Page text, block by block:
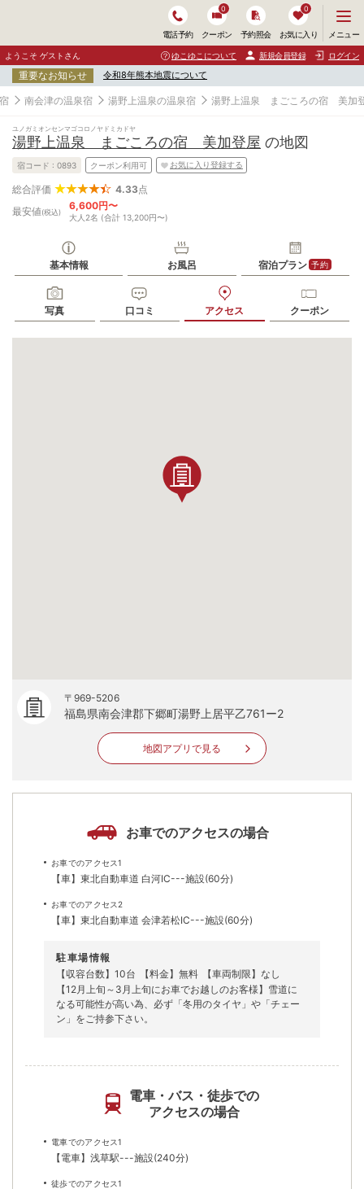
電話予約 クーポン
0
予約照会 お気に入り
0
ニ
ュ
ー
開
く
メニュー
ようこそ ゲストさん ゆこゆこについて 新規会員登録 ログイン
重要なお知らせ 令和8年熊本地震について
南会津の温泉宿 湯野上温泉の温泉宿 湯野上温泉 まごころの宿 美加
ユノガミオンセンマゴコロノヤドミカドヤ
湯野上温泉 まごころの宿 美加登屋 の地図
宿コード : 0893 クーポン利用可 お気に入り登録する
総合評価 4.33点
最安値(税込)
6,600円〜
大人2名 (合計 13,200円〜)
基本情報 お風呂 宿泊プラン 予約
写真 口コミ アクセス クーポン
〒969-5206
福島県南会津郡下郷町湯野上居平乙761ー2
地図アプリで見る
お車でのアクセスの場合
お車でのアクセス1
【車】東北自動車道 白河IC---施設(60分)
お車でのアクセス2
【車】東北自動車道 会津若松IC---施設(60分)
駐車場情報
【収容台数】10台
【料金】無料
【車両制限】なし
【12月上旬～3月上旬にお車でお越しのお客様】雪道に
なる可能性が高い為、必ず「冬用のタイヤ」や「チェー
ン」をご持参下さい。
電車・バス・徒歩での
アクセスの場合
電車でのアクセス1
【電車】浅草駅---施設(240分)
徒歩でのアクセス1